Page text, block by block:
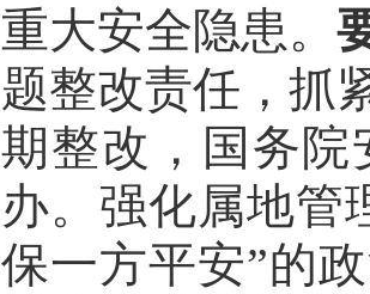
重大安全隐患。
题整改责任，抓
期整改，国务
办。强化属地管
保一方平安”的